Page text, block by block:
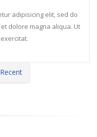
adipisicing elit, sed do
dolore magna aliqua. Ut
Recent